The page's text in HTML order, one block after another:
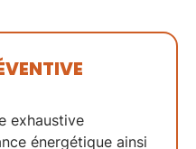
exhaustive
énergétique ainsi